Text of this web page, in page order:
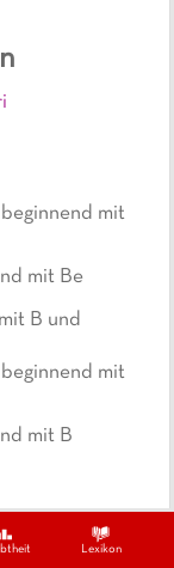
Lexikon
mit
mit Be
B und
mit
mit B